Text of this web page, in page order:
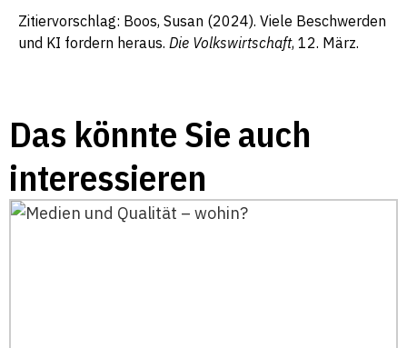
Zitiervorschlag: Boos, Susan (2024). Viele Beschwerden
und KI fordern heraus. Die Volkswirtschaft, 12. März.
Das könnte Sie auch
interessieren